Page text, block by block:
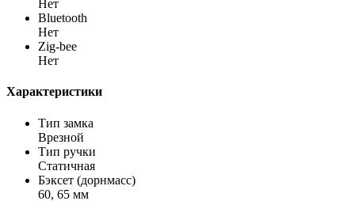
Нет
Bluetooth
Нет
Zig-bee
Нет
Характеристики
Тип замка
Врезной
Тип ручки
Статичная
Бэксет (дорнмасс)
60, 65 мм